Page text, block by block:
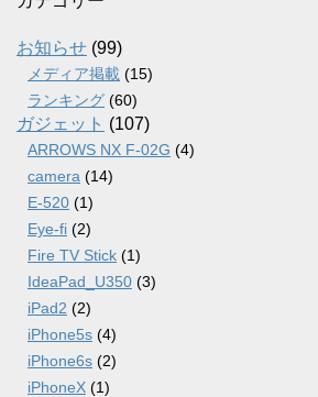
ブ
お知らせ (99)
メディア掲載 (15)
ランキング (60)
ガジェット (107)
ARROWS NX F-02G (4)
camera (14)
E-520 (1)
Eye-fi (2)
Fire TV Stick (1)
IdeaPad_U350 (3)
iPad2 (2)
iPhone5s (4)
iPhone6s (2)
iPhoneX (1)